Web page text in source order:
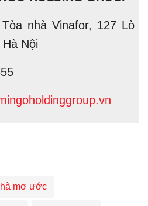
nhà Vinafor, 127 Lò
Nội
mơ ước